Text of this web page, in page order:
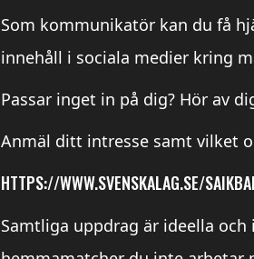
Som kommunikatör kan du få
innehåll i sociala medier kring
Passar inget in på dig? Hör av
Anmäl ditt intresse samt vilket
HTTPS://WWW.SVENSKALAG.SE/
Samtliga uppdrag är ideella